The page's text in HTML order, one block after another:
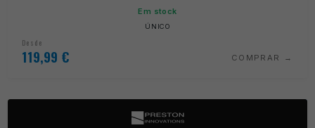
Em stock
ÚNICO
Desde
119,99 € COMPRAR